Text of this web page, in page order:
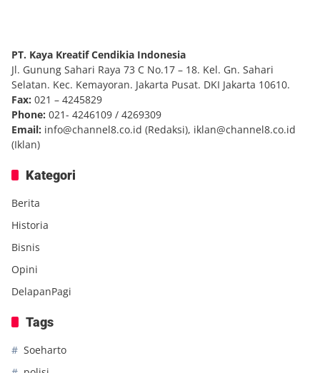
PT. Kaya Kreatif Cendikia Indonesia
Jl. Gunung Sahari Raya 73 C No.17 – 18. Kel. Gn. Sahari
Selatan. Kec. Kemayoran. Jakarta Pusat. DKI Jakarta 10610.
Fax: 021 – 4245829
Phone: 021- 4246109 / 4269309
Email: info@channel8.co.id (Redaksi), iklan@channel8.co.id
(Iklan)
Kategori
Berita
Historia
Bisnis
Opini
DelapanPagi
Tags
Soeharto